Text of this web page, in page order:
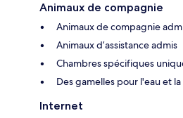
Animaux de compagnie
Animaux de compagnie
Animaux d’assistance admis
Chambres spécifiques
Des gamelles pour l'eau et
Internet